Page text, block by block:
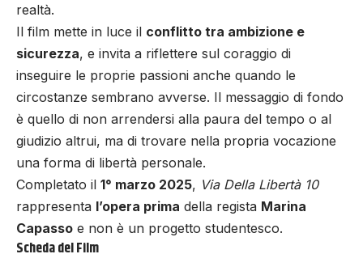
realtà.
Il film mette in luce il conflitto tra ambizione e
sicurezza, e invita a riflettere sul coraggio di
inseguire le proprie passioni anche quando le
circostanze sembrano avverse. Il messaggio di fondo
è quello di non arrendersi alla paura del tempo o al
giudizio altrui, ma di trovare nella propria vocazione
una forma di libertà personale.
Completato il 1° marzo 2025, Via Della Libertà 10
rappresenta l’opera prima della regista Marina
Capasso e non è un progetto studentesco.
Scheda del Film